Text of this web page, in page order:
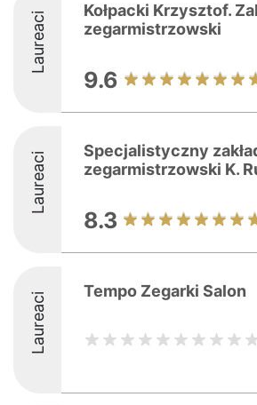
Laureaci
Kołpacki Krzysztof.
zegarmistrzowski
9.6
Laureaci
Specjalistyczny
zegarmistrzowski K.
8.3
Laureaci Tempo Zegarki Salon